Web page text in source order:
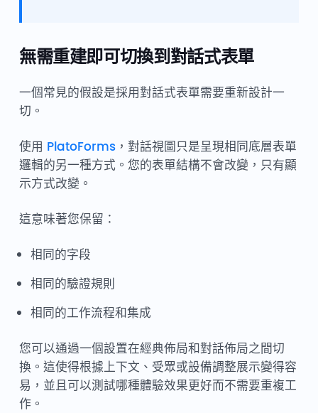
無需重建即可切換到對話式表單
一個常見的假設是採用對話式表單需要重新設計一
切。
使用 PlatoForms，對話視圖只是呈現相同底層表單
邏輯的另一種方式。您的表單結構不會改變，只有顯
示方式改變。
這意味著您保留：
相同的字段
相同的驗證規則
相同的工作流程和集成
您可以通過一個設置在經典佈局和對話佈局之間切
換。這使得根據上下文、受眾或設備調整展示變得容
易，並且可以測試哪種體驗效果更好而不需要重複工
作。